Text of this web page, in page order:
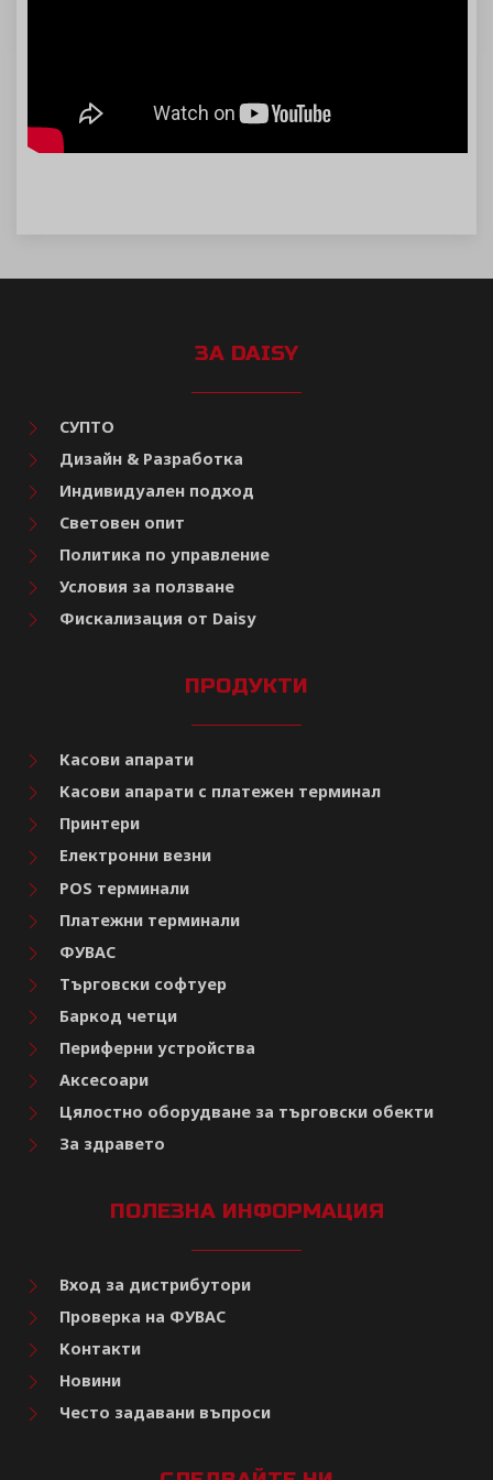
ЗА DAISY
СУПТО
Дизайн & Разработка
Индивидуален подход
Световен опит
Политика по управление
Условия за ползване
Фискализация от Daisy
ПРОДУКТИ
Касови апарати
Касови апарати с платежен терминал
Принтери
Електронни везни
POS терминали
Платежни терминали
ФУВАС
Търговски софтуер
Баркод четци
Периферни устройства
Аксесоари
Цялостно оборудване за търговски обекти
За здравето
ПОЛЕЗНА ИНФОРМАЦИЯ
Вход за дистрибутори
Проверка на ФУВАС
Контакти
Новини
Често задавани въпроси